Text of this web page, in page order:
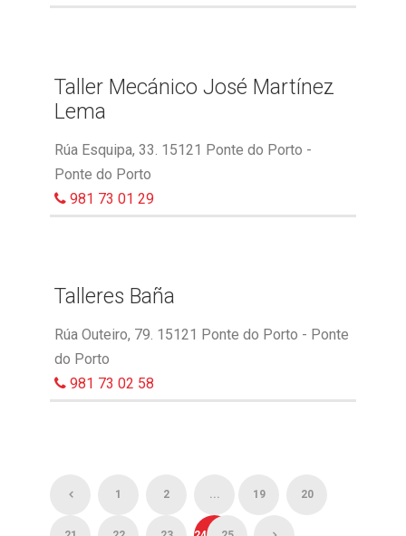
Taller Mecánico José Martínez
Lema
Rúa Esquipa, 33. 15121 Ponte do Porto -
Ponte do Porto
981 73 01 29
Talleres Baña
Rúa Outeiro, 79. 15121 Ponte do Porto - Ponte
do Porto
981 73 02 58
1 2 ... 19 20